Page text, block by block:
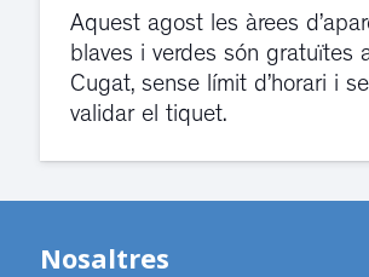
Aquest agost les àrees
blaves i verdes són gratuïtes
Cugat, sense límit d’horari i
validar el tiquet.
Nosaltres